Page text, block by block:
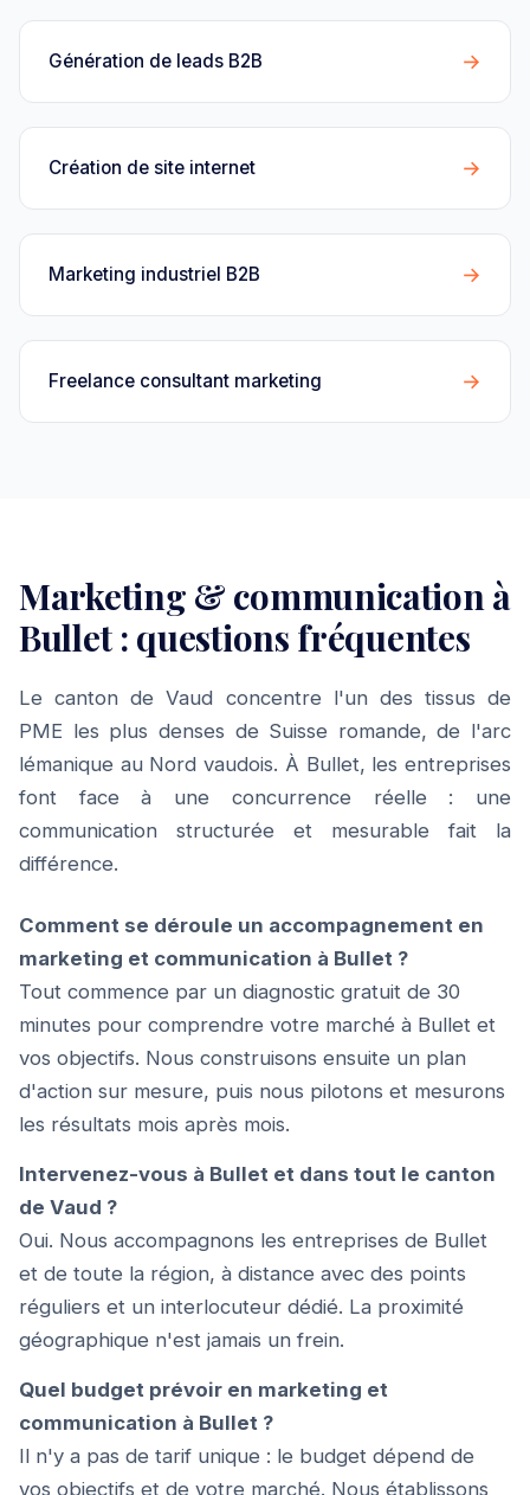
Génération de leads B2B →
Création de site internet →
Marketing industriel B2B →
Freelance consultant marketing →
Marketing & communication à
Bullet : questions fréquentes
Le canton de Vaud concentre l'un des tissus de
PME les plus denses de Suisse romande, de l'arc
lémanique au Nord vaudois. À Bullet, les entreprises
font face à une concurrence réelle : une
communication structurée et mesurable fait la
différence.
Comment se déroule un accompagnement en
marketing et communication à Bullet ?
Tout commence par un diagnostic gratuit de 30
minutes pour comprendre votre marché à Bullet et
vos objectifs. Nous construisons ensuite un plan
d'action sur mesure, puis nous pilotons et mesurons
les résultats mois après mois.
Intervenez-vous à Bullet et dans tout le canton
de Vaud ?
Oui. Nous accompagnons les entreprises de Bullet
et de toute la région, à distance avec des points
réguliers et un interlocuteur dédié. La proximité
géographique n'est jamais un frein.
Quel budget prévoir en marketing et
communication à Bullet ?
Il n'y a pas de tarif unique : le budget dépend de
vos objectifs et de votre marché. Nous établissons